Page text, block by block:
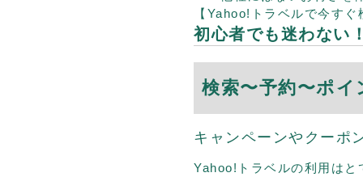
【Yahoo!トラベルで今すぐ
初心者でも迷わない
検索〜予約〜ポ
キャンペーンやクーポ
Yahoo!トラベルの利用は